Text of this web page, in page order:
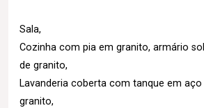
Sala,
Cozinha com pia em granito, armário
de granito,
Lavanderia coberta com tanque em
granito,